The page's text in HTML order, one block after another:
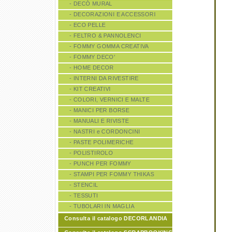
- DECÒ MURAL
- DECORAZIONI E ACCESSORI
- ECO PELLE
- FELTRO & PANNOLENCI
- FOMMY GOMMA CREATIVA
- FOMMY DECO'
- HOME DECOR
- INTERNI DA RIVESTIRE
- KIT CREATIVI
- COLORI, VERNICI E MALTE
- MANICI PER BORSE
- MANUALI E RIVISTE
- NASTRI e CORDONCINI
- PASTE POLIMERICHE
- POLISTIROLO
- PUNCH PER FOMMY
- STAMPI PER FOMMY THIKAS
- STENCIL
- TESSUTI
- TUBOLARI IN MAGLIA
Consulta il catalogo DECORLANDIA